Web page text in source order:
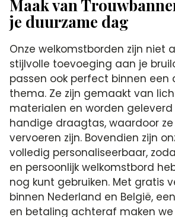
Maak van
je duurzame dag
Onze welkomstborden zijn niet
stijlvolle toevoeging aan je
passen ook perfect binnen een
thema. Ze zijn gemaakt van
materialen en worden
handige draagtas, waardoor ze
vervoeren zijn. Bovendien zijn
volledig personaliseerbaar,
en persoonlijk welkomstbord
nog kunt gebruiken. Met gratis
binnen Nederland en België,
en betaling achteraf maken